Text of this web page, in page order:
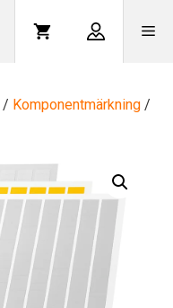
/ Komponentmärkning /